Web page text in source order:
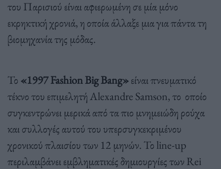
του Παρισιού είναι αφιερωμένη σε μία μόνο
εκρηκτική χρονιά, η οποία άλλαξε μια για πάντα τη
βιομηχανία της μόδας.
Το «1997 Fashion Big Bang»είναι πνευματικό
τέκνο του επιμελητή Alexandre Samson, το οποίο
συγκεντρώνει μερικά από τα πιο μνημειώδη ρούχα
και συλλογές αυτού του υπερσυγκεκριμένου
χρονικού πλαισίου των 12 μηνών. Το line-up
περιλαμβάνει εμβληματικές δημιουργίες των Rei